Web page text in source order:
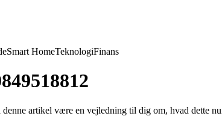
Smart HomeTeknologiFinans
artikel være en vejledning til dig om, hvad dette